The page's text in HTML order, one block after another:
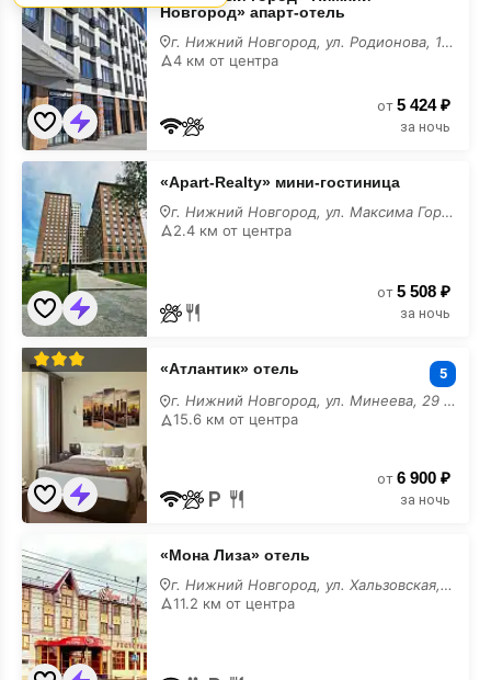
-
Нижний
Новгород»
апарт-
отель
у
моря
Новгород» апарт-отель
г. Нижний Новгород, ул. Родионова, 136Б
4 км от центра
от 5 424 ₽
за ночь
«Apart-
Realty»
мини-
гостиница
у
моря
«Apart-Realty» мини-гостиница
г. Нижний Новгород, ул. Максима Горького, 23А
2.4 км от центра
от 5 508 ₽
за ночь
«Атлантик»
отель
«Атлантик» отель 5
г. Нижний Новгород, ул. Минеева, 29 к2
15.6 км от центра
от 6 900 ₽
за ночь
Лиза»
отель
у
моря
«Мона Лиза» отель
г. Нижний Новгород, ул. Хальзовская, 59
11.2 км от центра